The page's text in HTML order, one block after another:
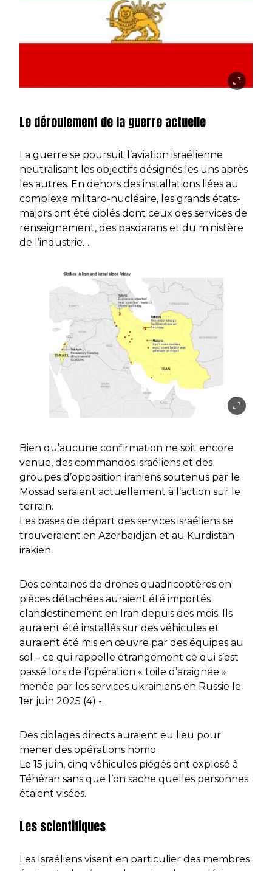
Le déroulement de la guerre actuelle
La guerre se poursuit l’aviation israélienne
neutralisant les objectifs désignés les uns après
les autres. En dehors des installations liées au
complexe militaro-nucléaire, les grands états-
majors ont été ciblés dont ceux des services de
renseignement, des pasdarans et du ministère
de l’industrie…
Bien qu’aucune confirmation ne soit encore
venue, des commandos israéliens et des
groupes d’opposition iraniens soutenus par le
Mossad seraient actuellement à l’action sur le
terrain.
Les bases de départ des services israéliens se
trouveraient en Azerbaïdjan et au Kurdistan
irakien.
Des centaines de drones quadricoptères en
pièces détachées auraient été importés
clandestinement en Iran depuis des mois. Ils
auraient été installés sur des véhicules et
auraient été mis en œuvre par des équipes au
sol – ce qui rappelle étrangement ce qui s’est
passé lors de l’opération « toile d’araignée »
menée par les services ukrainiens en Russie le
1er juin 2025 (4) -.
Des ciblages directs auraient eu lieu pour
mener des opérations homo.
Le 15 juin, cinq véhicules piégés ont explosé à
Téhéran sans que l’on sache quelles personnes
étaient visées.
Les scientifiques
Les Israéliens visent en particulier des membres